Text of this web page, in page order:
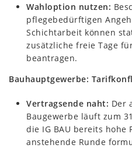
Wahloption nutzen:
pflegebedürftigen
Schichtarbeit können
zusätzliche freie Tage
beantragen.
Bauhauptgewerbe:
Vertragsende naht: Der
Baugewerbe läuft zum
die IG BAU bereits hohe
anstehende Runde